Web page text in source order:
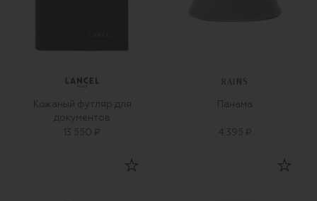
Кожаный футляр для
документов
13 550 ₽
RAINS
Панама
4 395 ₽